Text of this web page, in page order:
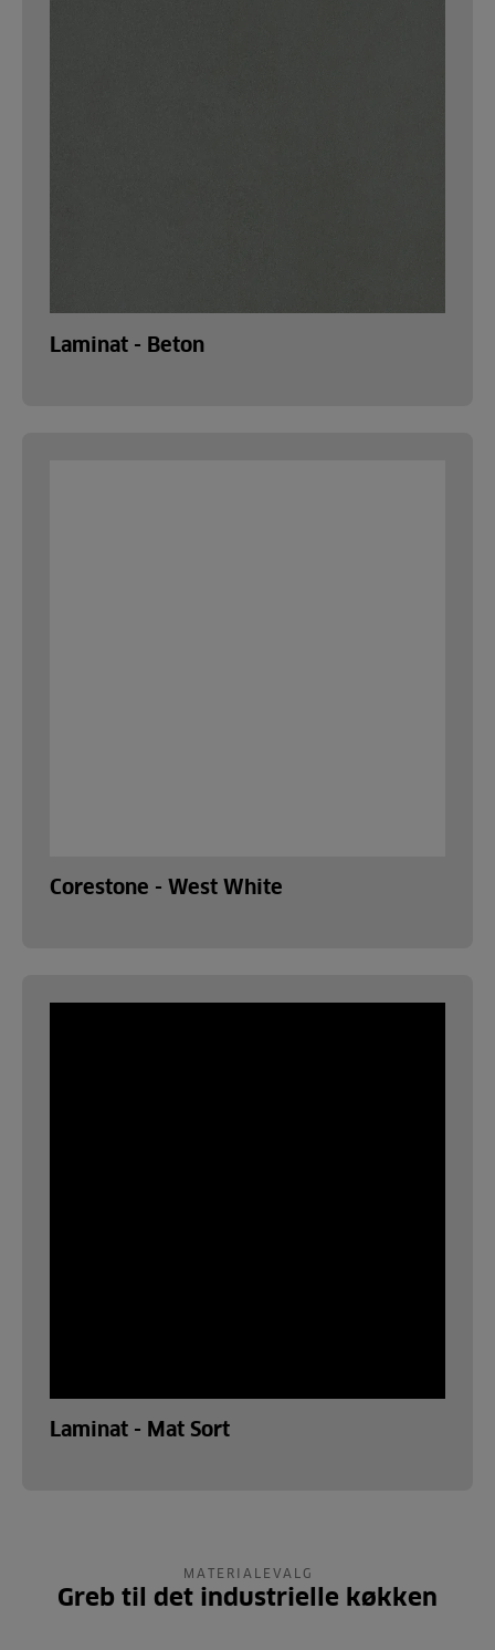
Laminat - Beton
Corestone - West White
Laminat - Mat Sort
MATERIALEVALG
Greb til det industrielle køkken